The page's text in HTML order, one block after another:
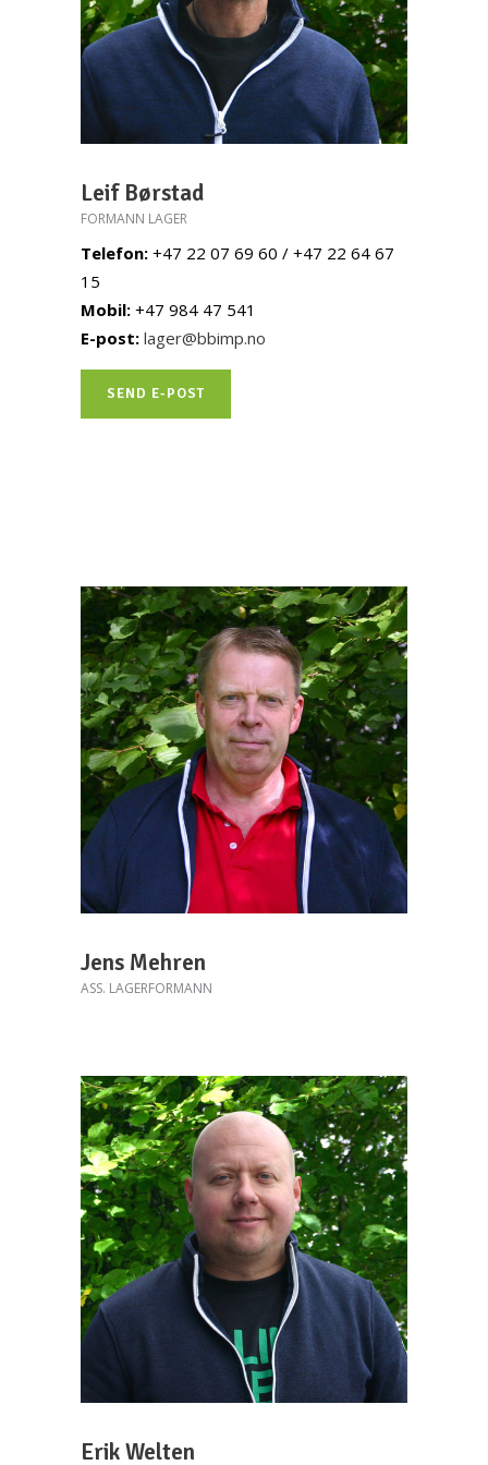
Leif Børstad
FORMANN LAGER
Telefon: +47 22 07 69 60 / +47 22 64 67
15
Mobil: +47 984 47 541
E-post: lager@bbimp.no
SEND E-POST
Jens Mehren
ASS. LAGERFORMANN
Erik Welten